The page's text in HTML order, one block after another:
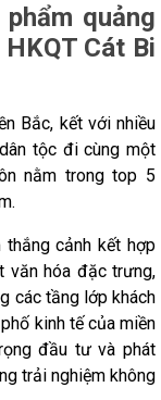
quảng
Cát Bi
Bắc, kết với nhiều
tộc đi cùng một
nằm trong top 5
cảnh kết hợp
văn hóa đặc trưng,
các tầng lớp khách
kinh tế của miền
đầu tư và phát
trải nghiệm không